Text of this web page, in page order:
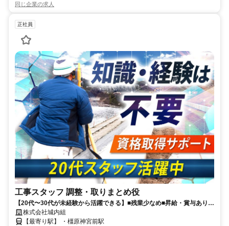
同じ企業の求人
正社員
工事スタッフ 調整・取りまとめ役
【20代〜30代が未経験から活躍できる】■残業少なめ■昇給・賞与あり■
長期休暇・有給休暇あり■決算賞与6年連続支給中■週休2日制(土日祝)
株式会社城内組
【最寄り駅】 ・橿原神宮前駅